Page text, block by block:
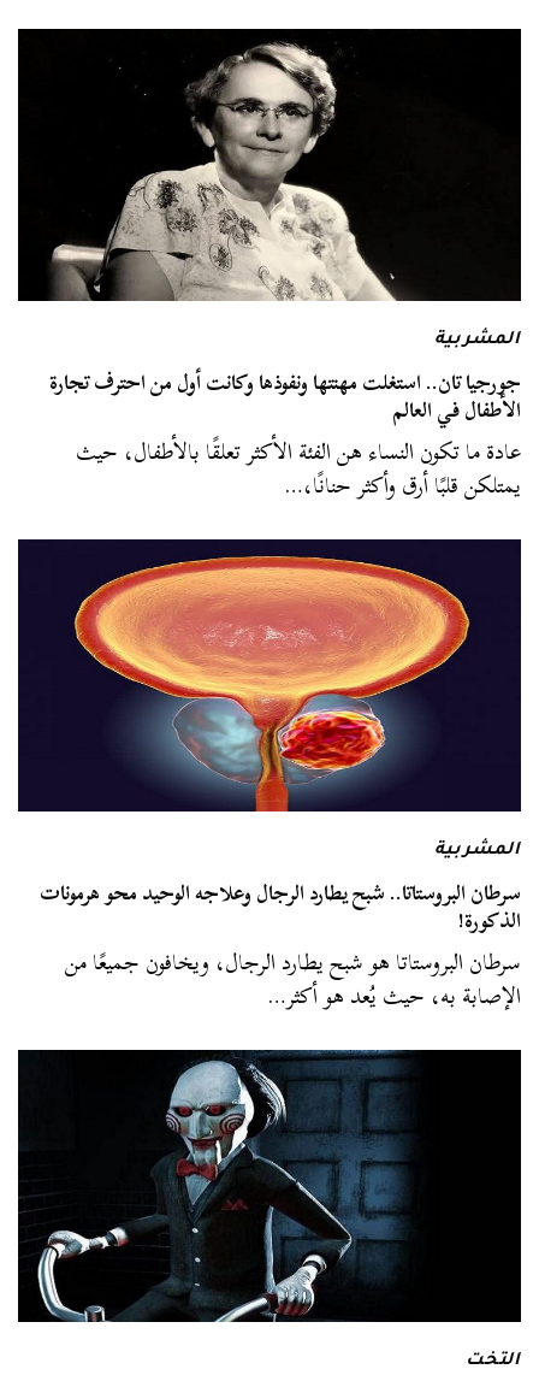
المشربية
جورجيا تان.. استغلت مهنتها ونفوذها وكانت أول من احترف تجارة
الأطفال في العالم
عادة ما تكون النساء هن الفئة الأكثر تعلقًا بالأطفال، حيث
يمتلكن قلبًا أرق وأكثر حنانًا،…
المشربية
سرطان البروستاتا.. شبح يطارد الرجال وعلاجه الوحيد محو هرمونات
الذكورة!
سرطان البروستاتا هو شبح يطارد الرجال، ويخافون جميعًا من
الإصابة به، حيث يُعد هو أكثر…
التخت